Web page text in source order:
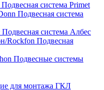
Подвесная система Primet
Подвесная система
Подвесная система Албес
Подвесная
Подвесные системы